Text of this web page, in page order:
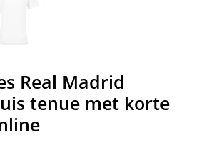
Real Madrid
tenue met korte